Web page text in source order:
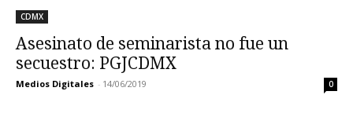
CDMX
Asesinato de seminarista no fue un
secuestro: PGJCDMX
Medios Digitales - 14/06/2019 0